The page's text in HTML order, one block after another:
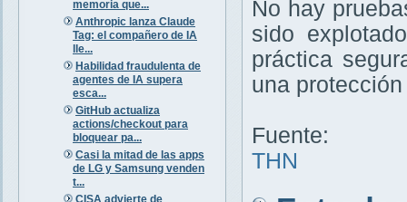
memoria que...
Anthropic lanza Claude
Tag: el compañero de IA
lle...
Habilidad fraudulenta de
agentes de IA supera
esca...
GitHub actualiza
actions/checkout para
bloquear pa...
Casi la mitad de las apps
de LG y Samsung venden
t...
CISA advierte de
No hay
sido
práctica
una
Fuente:
THN